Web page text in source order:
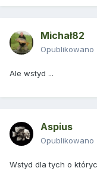
Michał82
Opublikowano
Ale wstyd ...
Aspius
Opublikowano
Wstyd dla tych o